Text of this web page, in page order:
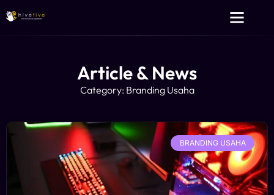
Article & News
Category: Branding Usaha
BRANDING USAHA